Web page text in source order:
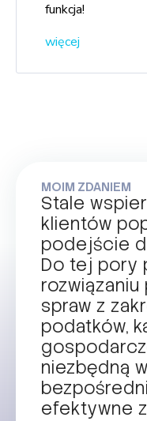
funkcja!
więcej
MOIM ZDANIEM
Stale
klientów
podejście
Do tej pory
spraw z
podatków,
niezbędną
efektywne